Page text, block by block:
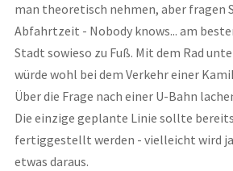
man theoretisch nehmen, aber fragen
Abfahrtzeit - Nobody knows... am
Stadt sowieso zu Fuß. Mit dem Rad
würde wohl bei dem Verkehr einer
Über die Frage nach einer U-Bahn
Die einzige geplante Linie sollte
fertiggestellt werden - vielleicht wird
etwas daraus.